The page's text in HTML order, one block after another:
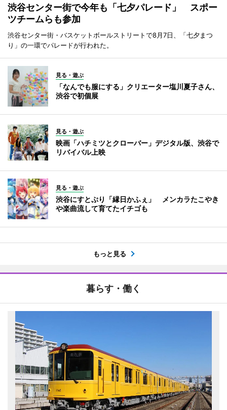
渋谷センター街で今年も「七夕パレード」 スポー
ツチームらも参加
渋谷センター街・バスケットボールストリートで8月7日、「七夕まつ
り」の一環でパレードが行われた。
見る・遊ぶ
「なんでも服にする」クリエーター塩川夏子さん、
渋谷で初個展
見る・遊ぶ
映画「ハチミツとクローバー」デジタル版、渋谷で
リバイバル上映
見る・遊ぶ
渋谷にすとぷり「縁日かふぇ」 メンカラたこやき
や楽曲流して育てたイチゴも
もっと見る
暮らす・働く